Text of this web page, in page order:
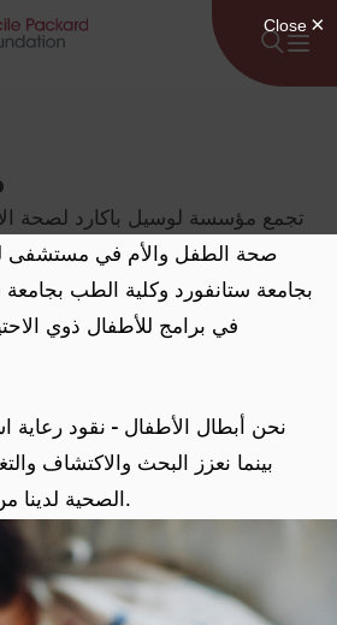
تجمع مؤسسة لوسيل باكارد لصحة
صحة الطفل والأم في مستشفى
بجامعة ستانفورد وكلية الطب بجامعة
في برامج للأطفال ذوي
نحن أبطال الأطفال - نقود رعاية
بينما نعزز البحث والاكتشاف
الصحية لدينا من أجل مستقبل أفضل.